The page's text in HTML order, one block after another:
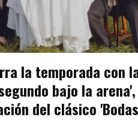
la temporada con
bajo la
del clásico